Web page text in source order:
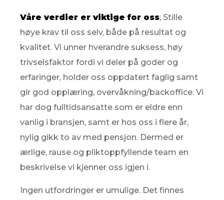
Våre verdier er viktige for oss; Stille
høye krav til oss selv, både på resultat og
kvalitet. Vi unner hverandre suksess, høy
trivselsfaktor fordi vi deler på goder og
erfaringer, holder oss oppdatert faglig samt
gir god opplæring, overvåkning/backoffice. Vi
har dog fulltidsansatte som er eldre enn
vanlig i bransjen, samt er hos oss i flere år,
nylig gikk to av med pensjon. Dermed er
ærlige, rause og pliktoppfyllende team en
beskrivelse vi kjenner oss igjen i.
Ingen utfordringer er umulige. Det finnes